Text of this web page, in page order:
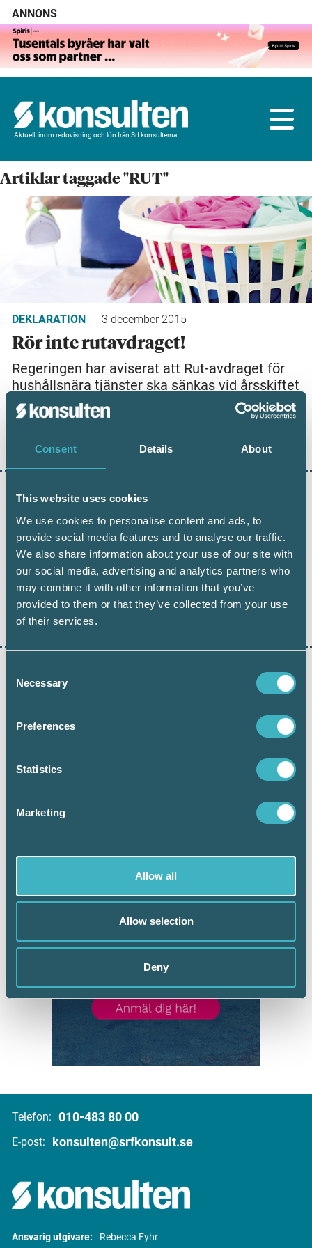
Consent Details About
This website uses cookies
We use cookies to personalise content and ads, to
provide social media features and to analyse our traffic.
We also share information about your use of our site with
our social media, advertising and analytics partners who
may combine it with other information that you’ve
provided to them or that they’ve collected from your use
of their services.
Selection
Necessary
Preferences
Statistics
Marketing
Allow all
Allow selection
Deny
ANNONS
Aktuellt inom redovisning och lön från Srf konsulterna
Artiklar taggade "RUT"
DEKLARATION 3 december 2015
Rör inte rutavdraget!
Regeringen har aviserat att Rut-avdraget för
hushållsnära tjänster ska sänkas vid årsskiftet
från nuvarande…
LÄS HELA ARTIKELN
SKATT 19 december 2014
Föreslagna skatteändringar 2015
Regeringen lägger fram en rad förslag i
budgetpropositionen som innebär ändringar i
beskattningen från…
Telefon: 010-483 80 00
E-post: konsulten@srfkonsult.se
Ansvarig utgivare: Rebecca Fyhr